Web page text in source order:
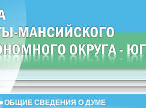
ОБЩИЕ СВЕДЕНИЯ О ДУМЕ